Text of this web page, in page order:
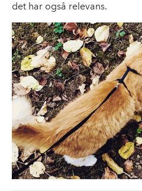
det har også relevans.